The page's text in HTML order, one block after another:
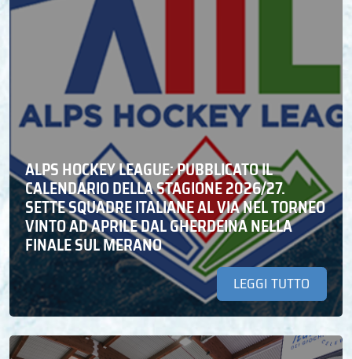
ALPS HOCKEY LEAGUE: PUBBLICATO IL
CALENDARIO DELLA STAGIONE 2026/27.
SETTE SQUADRE ITALIANE AL VIA NEL TORNEO
VINTO AD APRILE DAL GHERDEINA NELLA
FINALE SUL MERANO
LEGGI TUTTO